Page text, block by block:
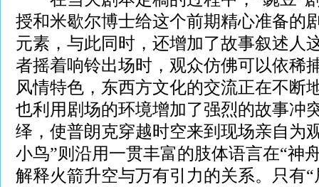
授和米歇尔博士给这个前期精心准备的
元素，与此同时，还增加了故事叙述人
者摇着响铃出场时，观众仿佛可以依稀
风情特色，东西方文化的交流正在不断
也利用剧场的环境增加了强烈的故事冲
绎，使普朗克穿越时空来到现场亲自为
小鸟”则沿用一贯丰富的肢体语言在“神
解释火箭升空与万有引力的关系。只有